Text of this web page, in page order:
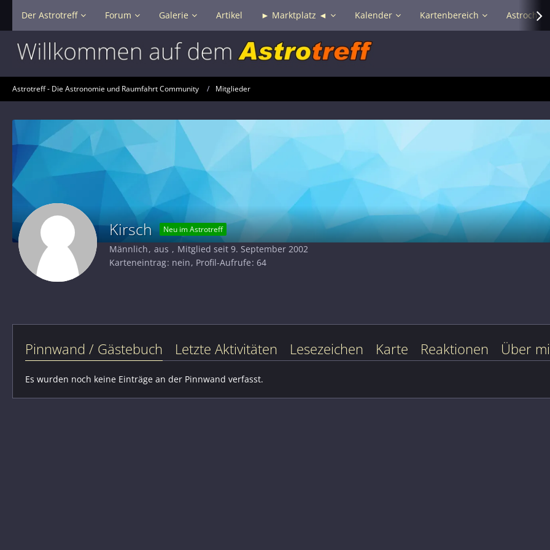
Der Astrotreff Forum Galerie Artikel ► Marktplatz ◄ Kalender Kartenbereich Astrochat
Astrotreff - Die Astronomie und Raumfahrt Community Mitglieder
Kirsch Neu im Astrotreff
Männlich aus
Mitglied seit 9. September 2002
Karteneintrag nein Profil-Aufrufe 64
Pinnwand / Gästebuch Letzte Aktivitäten Lesezeichen Karte Reaktionen Über
Es wurden noch keine Einträge an der Pinnwand verfasst.